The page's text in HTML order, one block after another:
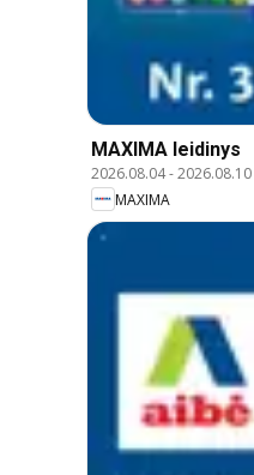
MAXIMA leidinys
2026.08.04-2026.08.10
MAXIMA